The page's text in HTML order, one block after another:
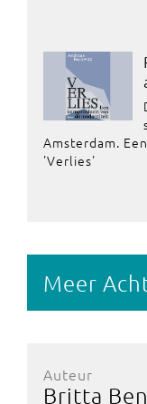
Amsterdam.
'Verlies'
Meer
Auteur
Britta